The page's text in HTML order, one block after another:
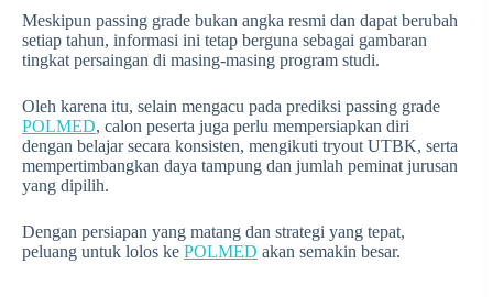
Meskipun passing grade bukan angka resmi dan dapat berubah
setiap tahun, informasi ini tetap berguna sebagai gambaran
tingkat persaingan di masing-masing program studi.
Oleh karena itu, selain mengacu pada prediksi passing grade
POLMED, calon peserta juga perlu mempersiapkan diri
dengan belajar secara konsisten, mengikuti tryout UTBK, serta
mempertimbangkan daya tampung dan jumlah peminat jurusan
yang dipilih.
Dengan persiapan yang matang dan strategi yang tepat,
peluang untuk lolos ke POLMED akan semakin besar.